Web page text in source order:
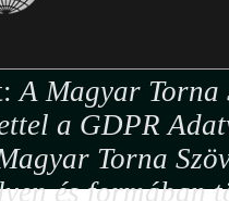
A Magyar Torna
a GDPR
Torna
és formában